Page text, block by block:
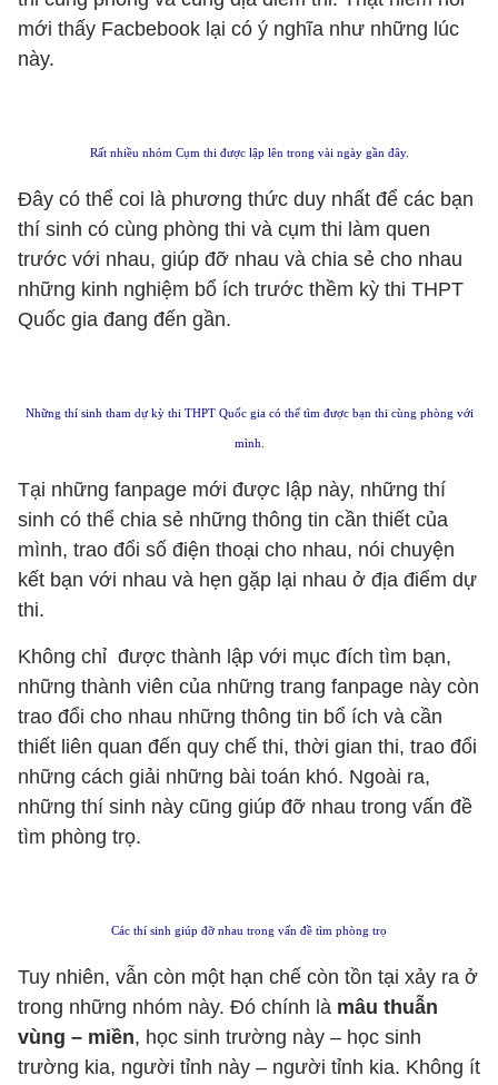
mới thấy Facbebook lại có ý nghĩa như những lúc
này.
Rất nhiều nhóm Cụm thi được lập lên trong vài ngày gần đây.
Đây có thể coi là phương thức duy nhất để các bạn
thí sinh có cùng phòng thi và cụm thi làm quen
trước với nhau, giúp đỡ nhau và chia sẻ cho nhau
những kinh nghiệm bổ ích trước thềm kỳ thi THPT
Quốc gia đang đến gần.
Những thí sinh tham dự kỳ thi THPT Quốc gia có thể tìm được bạn thi cùng phòng với
mình.
Tại những fanpage mới được lập này, những thí
sinh có thể chia sẻ những thông tin cần thiết của
mình, trao đổi số điện thoại cho nhau, nói chuyện
kết bạn với nhau và hẹn gặp lại nhau ở địa điểm dự
thi.
Không chỉ được thành lập với mục đích tìm bạn,
những thành viên của những trang fanpage này còn
trao đổi cho nhau những thông tin bổ ích và cần
thiết liên quan đến quy chế thi, thời gian thi, trao đổi
những cách giải những bài toán khó. Ngoài ra,
những thí sinh này cũng giúp đỡ nhau trong vấn đề
tìm phòng trọ.
Các thí sinh giúp đỡ nhau trong vấn đề tìm phòng trọ
Tuy nhiên, vẫn còn một hạn chế còn tồn tại xảy ra ở
trong những nhóm này. Đó chính là mâu thuẫn
vùng – miền, học sinh trường này – học sinh
trường kia, người tỉnh này – người tỉnh kia. Không ít